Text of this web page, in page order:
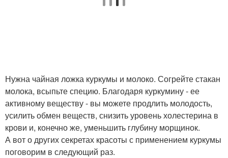
Нужна чайная ложка куркумы и молоко. Согрейте стакан
молока, всыпьте специю. Благодаря куркумину - ее
активному веществу - вы можете продлить молодость,
усилить обмен веществ, снизить уровень холестерина в
крови и, конечно же, уменьшить глубину морщинок.
А вот о других секретах красоты с применением куркумы
поговорим в следующий раз.